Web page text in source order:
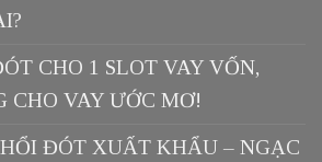
CHO 1 SLOT VAY VỐN,
CHO VAY ƯỚC MƠ!
ĐÓT XUẤT KHẨU – NGẠC